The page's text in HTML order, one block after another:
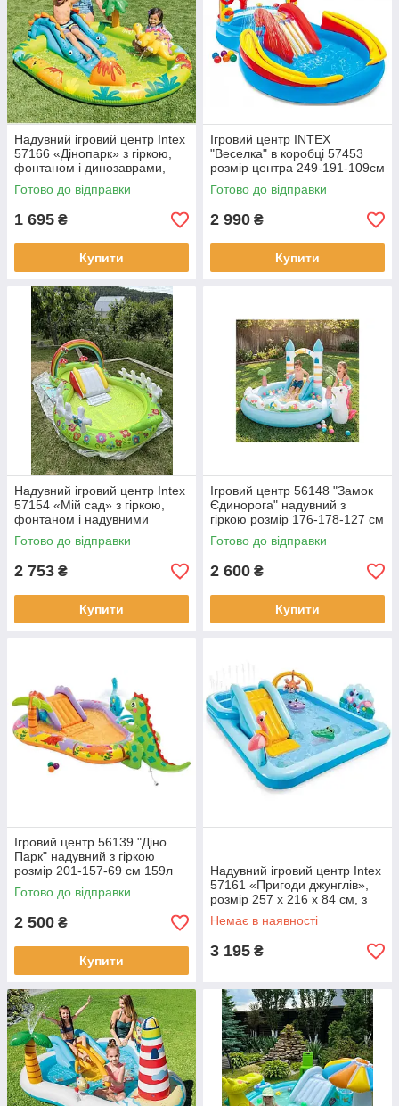
Надувний ігровий центр Intex
57166 «Дінопарк» з гіркою,
фонтаном і динозаврами,
розмір 191 х 152 х 58 см
Готово до відправки
1 695 ₴
Купити
Ігровий центр INTEX
"Веселка" в коробці 57453
розмір центра 249-191-109см
Готово до відправки
2 990 ₴
Купити
Надувний ігровий центр Intex
57154 «Мій сад» з гіркою,
фонтаном і надувними
іграшками, розмір 290 х 180 х
104 см
Готово до відправки
2 753 ₴
Купити
Ігровий центр 56148 "Замок
Єдинорога" надувний з
гіркою розмір 176-178-127 см
234л INTEX
Готово до відправки
2 600 ₴
Купити
Ігровий центр 56139 "Діно
Парк" надувний з гіркою
розмір 201-157-69 см 159л
INTEX
Готово до відправки
2 500 ₴
Купити
Надувний ігровий центр Intex
57161 «Пригоди джунглів»,
розмір 257 x 216 x 84 см, з
гіркою,надувні пальми.
Немає в наявності
3 195 ₴